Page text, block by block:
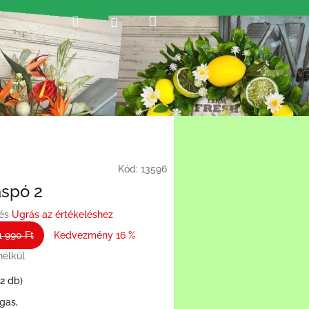
KeresésBejelentkezés
Kosár
Kód: 13596
2
Ugrás az értékeléshez
990 Ft
Kedvezmény 16 %
db)